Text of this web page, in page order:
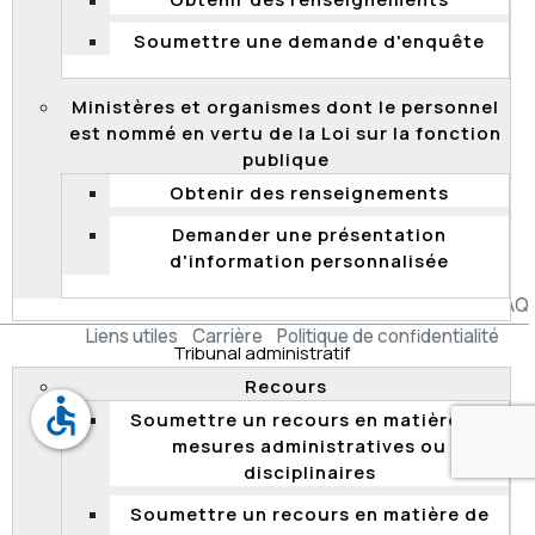
Soumettre une demande d'enquête
Ministères et organismes dont le personnel
est nommé en vertu de la Loi sur la fonction
publique
Obtenir des renseignements
Demander une présentation
d'information personnalisée
Tribunal administratif
Recours
Soumettre un recours en matière de
mesures administratives ou
disciplinaires
Soumettre un recours en matière de
La Commission considère que les recommandations
formulées à la CNESST n’ont pas été appliquées de
façon satisfaisante. Elle trouve regrettable que
l’organisme n’y adhère pas et n’admette pas les faits
démontrés par son enquête.
Lire aussi :Promotion à la suite de la réévaluation
d’un emploi non conforme à la CNESST
Accessibilité Plan du site Diffusion de l'information FAQ
Liens utiles
Carrière Politique de confidentialité
accessible